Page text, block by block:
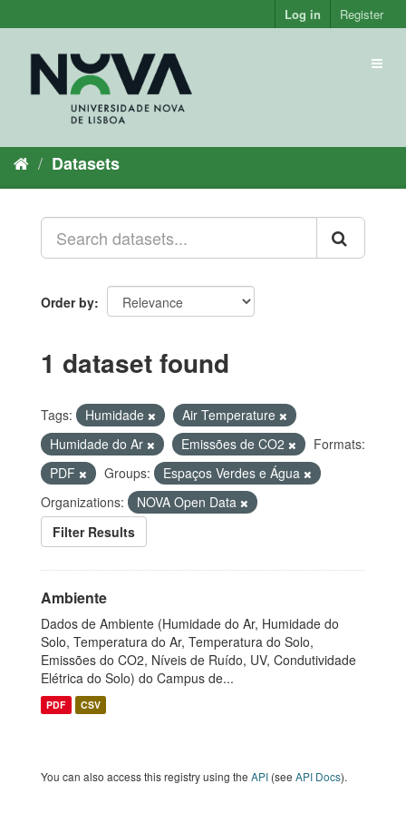
to
Log in Register
Datasets
Order by
1 dataset found
Tags: Humidade
Air Temperature
Humidade do Ar
Emissões de CO2
Formats:
PDF
Groups:
Espaços Verdes e Água
Organizations:
NOVA Open Data
Filter Results
Ambiente
Dados de Ambiente (Humidade do Ar, Humidade do
Solo, Temperatura do Ar, Temperatura do Solo,
Emissões do CO2, Níveis de Ruído, UV, Condutividade
Elétrica do Solo) do Campus de...
PDF CSV
You can also access this registry using the API (see API Docs).